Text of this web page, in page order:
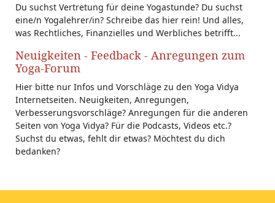
Du suchst Vertretung für deine Yogastunde? Du suchst
eine/n Yogalehrer/in? Schreibe das hier rein! Und alles,
was Rechtliches, Finanzielles und Werbliches betrifft...
Neuigkeiten - Feedback - Anregungen zum
Yoga-Forum
Hier bitte nur Infos und Vorschläge zu den Yoga Vidya
Internetseiten. Neuigkeiten, Anregungen,
Verbesserungsvorschläge? Anregungen für die anderen
Seiten von Yoga Vidya? Für die Podcasts, Videos etc.?
Suchst du etwas, fehlt dir etwas? Möchtest du dich
bedanken?